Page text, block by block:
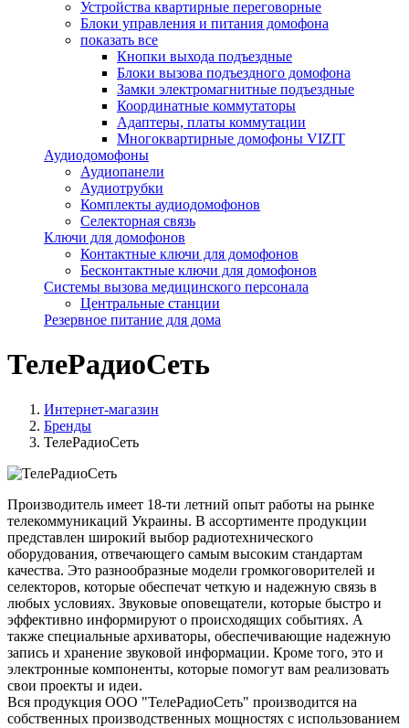
Устройства квартирные переговорные
Блоки управления и питания домофона
показать все
Кнопки выхода подъездные
Блоки вызова подъездного домофона
Замки электромагнитные подъездные
Координатные коммутаторы
Адаптеры, платы коммутации
Многоквартирные домофоны VIZIT
Аудиодомофоны
Аудиопанели
Аудиотрубки
Комплекты аудиодомофонов
Селекторная связь
Ключи для домофонов
Контактные ключи для домофонов
Бесконтактные ключи для домофонов
Системы вызова медицинского персонала
Центральные станции
Резервное питание для дома
ТелеРадиоСеть
Интернет-магазин
Бренды
ТелеРадиоСеть
Производитель имеет 18-ти летний опыт работы на рынке
телекоммуникаций Украины. В ассортименте продукции
представлен широкий выбор радиотехнического
оборудования, отвечающего самым высоким стандартам
качества. Это разнообразные модели громкоговорителей и
селекторов, которые обеспечат четкую и надежную связь в
любых условиях. Звуковые оповещатели, которые быстро и
эффективно информируют о происходящих событиях. А
также специальные архиваторы, обеспечивающие надежную
запись и хранение звуковой информации. Кроме того, это и
электронные компоненты, которые помогут вам реализовать
свои проекты и идеи.
Вся продукция ООО "ТелеРадиоСеть" производится на
собственных производственных мощностях с использованием